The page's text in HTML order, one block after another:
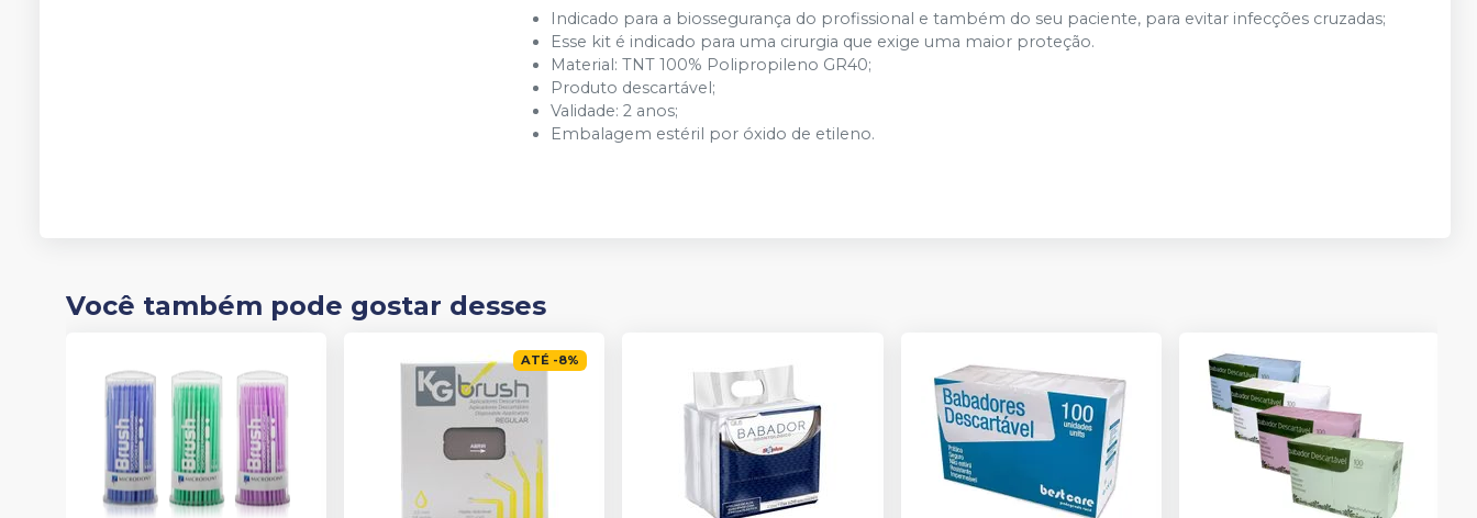
Indicado para a biossegurança do profissional e também do seu paciente, para evitar infecções cruzadas;
Esse kit é indicado para uma cirurgia que exige uma maior proteção.
Material: TNT 100% Polipropileno GR40;
Produto descartável;
Validade: 2 anos;
Embalagem estéril por óxido de etileno.
Você também pode gostar desses
ATÉ -8%